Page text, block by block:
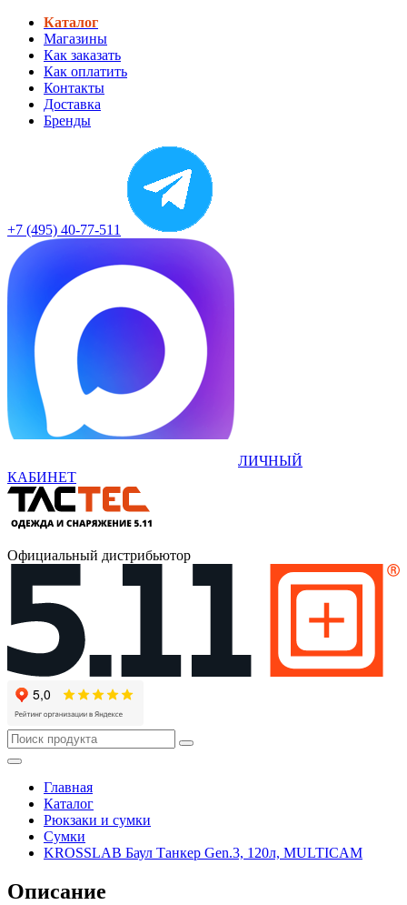
Каталог
Магазины
Как заказать
Как оплатить
Контакты
Доставка
Бренды
+7 (495) 40-77-511
ЛИЧНЫЙ
КАБИНЕТ
Официальный дистрибьютор
Главная
Каталог
Рюкзаки и сумки
Сумки
KROSSLAB Баул Танкер Gen.3, 120л, MULTICAM
Описание